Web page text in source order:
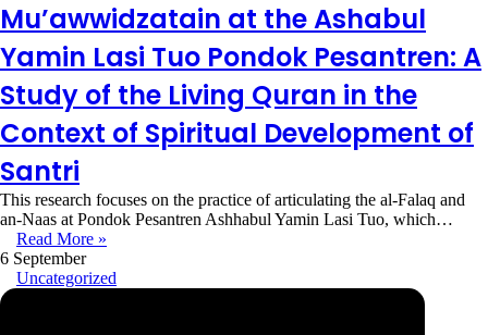
Mu’awwidzatain at the Ashabul
Yamin Lasi Tuo Pondok Pesantren: A
Study of the Living Quran in the
Context of Spiritual Development of
Santri
This research focuses on the practice of articulating the al-Falaq and
an-Naas at Pondok Pesantren Ashhabul Yamin Lasi Tuo, which…
Read More »
6 September
Uncategorized